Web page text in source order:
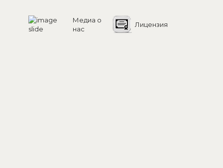
Медиа о
нас
Лицензия